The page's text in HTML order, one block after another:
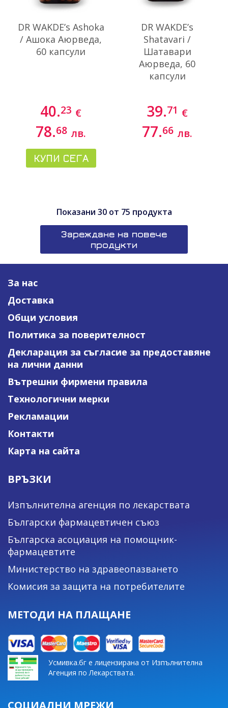
DR WAKDE’s Ashoka
/ Ашока Аюрведа,
60 капсули
40.23 €
78.68 лв.
КУПИ СЕГА
DR WAKDE’s
Shatavari /
Шатавари
Аюрведа, 60
капсули
39.71 €
77.66 лв.
Показани 30от 75 продукта
Зареждане на повече
продукти
За нас
Доставка
Общи условия
Политика за поверителност
Декларация за съгласие за предоставяне
на лични данни
Вътрешни фирмени правила
Технологични мерки
Рекламации
Контакти
Карта на сайта
ВРЪЗКИ
Изпълнителна агенция по лекарствата
Български фармацевтичен съюз
Българска асоциация на помощник-
фармацевтите
Министерство на здравеопазването
Комисия за защита на потребителите
МЕТОДИ НА ПЛАЩАНЕ
Усмивка.бг е лицензирана от Изпълнителна
Агенция по Лекарствата.
СОЦИАЛНИ МРЕЖИ